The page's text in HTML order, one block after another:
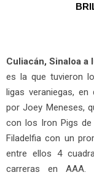
Culiacán, Sinaloa
es la que tuvieron
ligas veraniegas, en
por Joey Meneses,
con los Iron Pigs de
Filadelfia con un
entre ellos 4
carreras en AAA.